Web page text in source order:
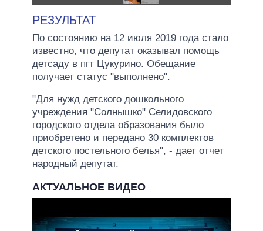
РЕЗУЛЬТАТ
По состоянию на 12 июля 2019 года стало
известно, что депутат оказывал помощь
детсаду в пгт Цукурино. Обещание
получает статус "выполнено".
"Для нужд детского дошкольного
учреждения "Солнышко" Селидовского
городского отдела образования было
приобретено и передано 30 комплектов
детского постельного белья", - дает отчет
народный депутат.
АКТУАЛЬНОЕ ВИДЕО